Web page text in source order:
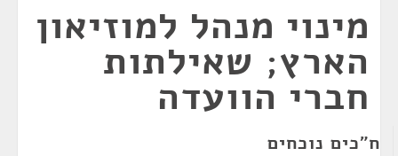
מינוי מנהל למוזיאון
הארץ; שאילתות
חברי הוועדה
ח"כים נוכחים